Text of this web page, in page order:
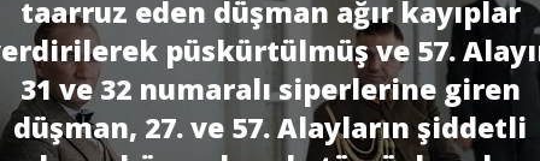
taarruz eden düşman ağır kayıplar
püskürtülmüş ve 57.
31 ve 32 numaralı siperlerine giren
düşman, 27. ve 57. Alayların şiddetli